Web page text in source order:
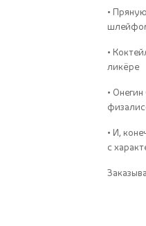
•
шлейфом
•
ликёре
•
• И,
с